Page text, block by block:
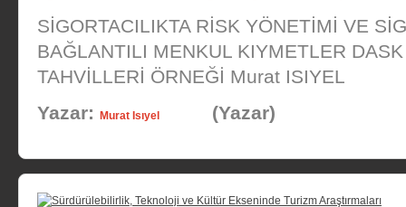
SİGORTACILIKTA RİSK YÖNETİMİ VE
BAĞLANTILI MENKUL KIYMETLER DASK
TAHVİLLERİ ÖRNEĞİ Murat ISIYEL
Yazar:
Murat Isıyel (Yazar)